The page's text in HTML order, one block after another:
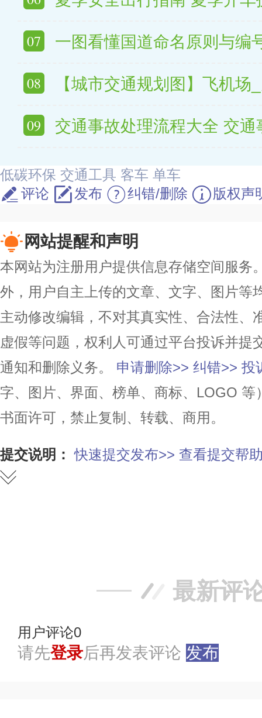
07 一图看懂国道命名原则与编号规
08 【城市交通规划图】飞机场_火车站_
09 交通事故处理流程大全 交通事故责任_
低碳环保 交通工具 客车 单车
评论
发布 纠错/删除 版权声
网站提醒和声明
本网站为注册用户提供信息存储空间服务
外，用户自主上传的文章、文字、图片等
主动修改编辑，不对其真实性、合法性、
虚假等问题，权利人可通过平台投诉并提
通知和删除义务。
申请删除>> 纠错>> 投
字、图片、界面、榜单、商标、LOGO
书面许可，禁止复制、转载、商用。
提交说明： 快速提交发布>> 查看提交帮
最新评
用户评论0
请先登录后再发表评论 发布